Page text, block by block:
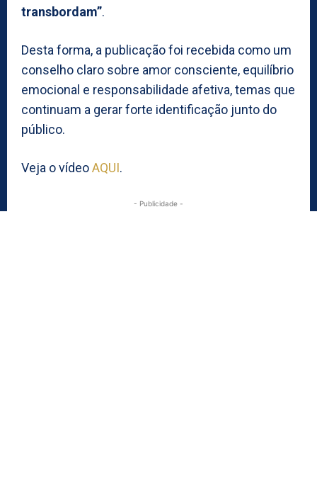
transbordam”.
Desta forma, a publicação foi recebida como um
conselho claro sobre amor consciente, equilíbrio
emocional e responsabilidade afetiva, temas que
continuam a gerar forte identificação junto do
público.
Veja o vídeoAQUI.
- Publicidade -